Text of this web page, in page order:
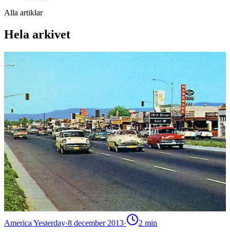
Alla artiklar
Hela arkivet
America Yesterday·8 december 2013· 2 min